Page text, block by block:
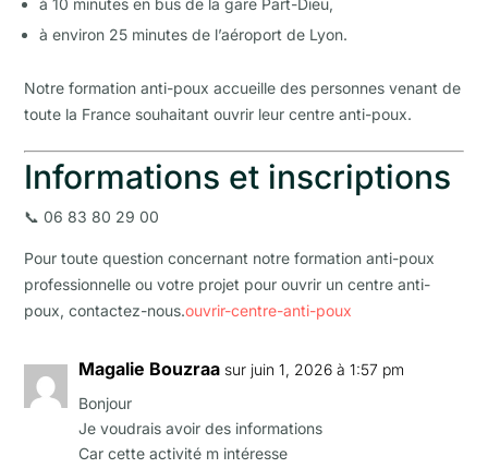
à 10 minutes en bus de la gare Part-Dieu,
à environ 25 minutes de l’aéroport de Lyon.
Notre formation anti-poux accueille des personnes venant de
toute la France souhaitant ouvrir leur centre anti-poux.
Informations et inscriptions
📞 06 83 80 29 00
Pour toute question concernant notre formation anti-poux
professionnelle ou votre projet pour ouvrir un centre anti-
poux, contactez-nous.ouvrir-centre-anti-poux
Magalie Bouzraa sur juin 1, 2026 à 1:57 pm
Bonjour
Je voudrais avoir des informations
Car cette activité m intéresse